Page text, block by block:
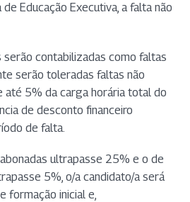
Educação Executiva, a falta não
serão contabilizadas como faltas
serão toleradas faltas não
até 5% da carga horária total do
de desconto financeiro
de falta.
ultrapasse 25% e o de
5%, o/a candidato/a será
formação inicial e,